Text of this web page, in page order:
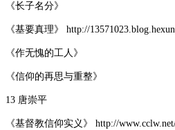
《长子名分》
《基要真理》 http://
《作无愧的工人》
《信仰的再思与重整》
13 唐崇平
《基督教信仰实义》 http://